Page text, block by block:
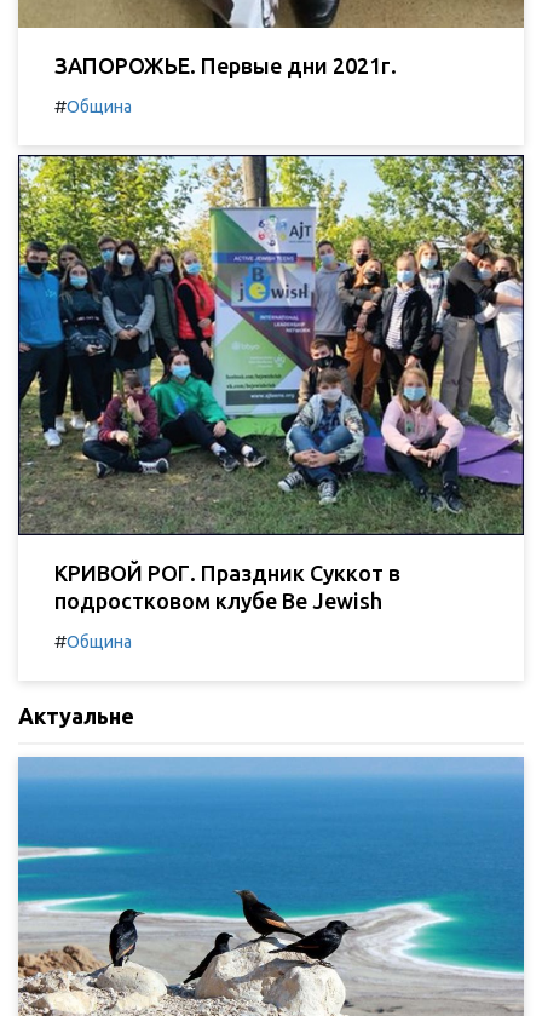
ЗАПОРОЖЬЕ. Первые дни 2021г.
#Община
КРИВОЙ РОГ. Праздник Суккот в
подростковом клубе Be Jewish
#Община
Актуальне